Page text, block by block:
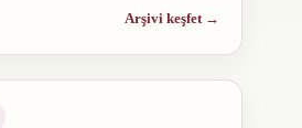
Arşivi keşfet →